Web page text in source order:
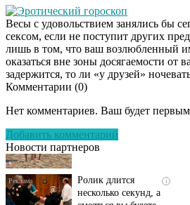
Эротический гороскоп
Весы с удовольствием занялись бы
сексом, если не поступит других
лишь в том, что ваш возлюбленный
оказаться вне зоны досягаемости от
задержится, то ли «у друзей»
Комментарии (0)
Нет комментариев. Ваш будет
Добавить комментарий
Новости партнеров
Скрытая камера на
люди вытворяют, когда
их не видят...
смеяться вы будете
долго